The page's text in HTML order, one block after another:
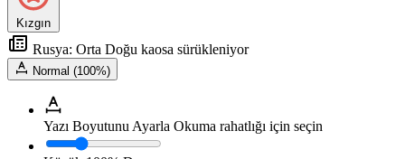
Kızgın
Rusya: Orta Doğu kaosa sürükleniyor
Normal (100%)
Yazı Boyutunu Ayarla Okuma rahatlığı için seçin